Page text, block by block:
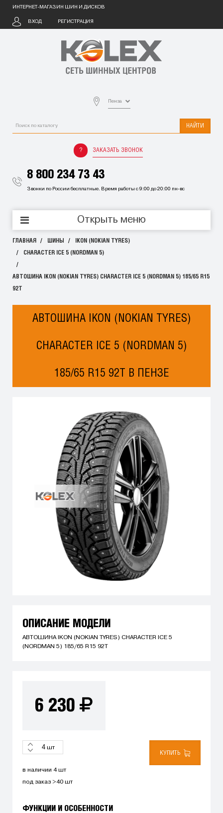
ИНТЕРНЕТ-МАГАЗИН ШИН И ДИСКОВ
ВХОД РЕГИСТРАЦИЯ
Пенза
НАЙТИ
ЗАКАЗАТЬ ЗВОНОК
8 800 234 73 43
Звонки по России бесплатные. Время работы с 9:00 до 20:00 пн-вс
Открыть меню
ГЛАВНАЯ ШИНЫ IKON (NOKIAN TYRES)
CHARACTER ICE 5 (NORDMAN 5)
АВТОШИНА IKON (NOKIAN TYRES) CHARACTER ICE 5 (NORDMAN 5) 185/65 R15
92T
АВТОШИНА IKON (NOKIAN TYRES)
CHARACTER ICE 5 (NORDMAN 5)
185/65 R15 92T В ПЕНЗЕ
ОПИСАНИЕ МОДЕЛИ
АВТОШИНА IKON (NOKIAN TYRES) CHARACTER ICE 5
(NORDMAN 5) 185/65 R15 92T
6 230
шт
КУПИТЬ
в наличии 4 шт
под заказ >40 шт
ФУНКЦИИ И ОСОБЕННОСТИ